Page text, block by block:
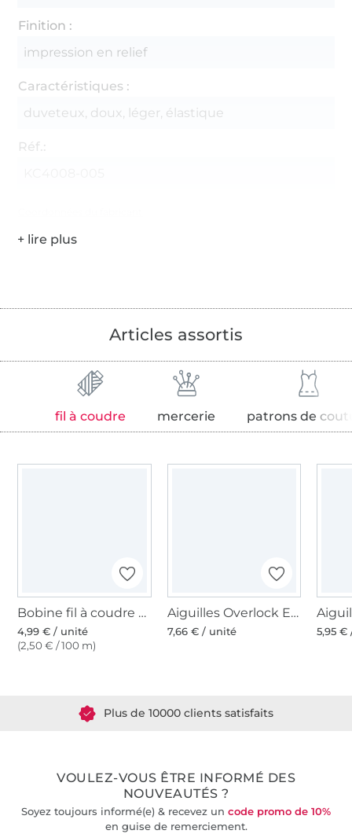
Finition :
impression en relief
Caractéristiques :
duveteux, doux, léger, élastique
Réf.:
Articles assortis
fil à coudre mercerie patrons de
Bobine fil à coudre Gütermann 200m polyester, (482) bleu pétrole foncé
4,99 € / unité
(2,50 € / 100 m)
Aiguilles Overlock ELX 705, 80-90
7,66 € / unité 5,95
VOULEZ-VOUS ÊTRE INFORMÉ DES
NOUVEAUTÉS ?
Soyez toujours informé(e) & recevez un code promo de 10%
en guise de remerciement.